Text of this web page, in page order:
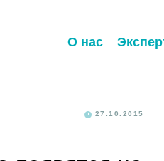
О нас
27.10.2015